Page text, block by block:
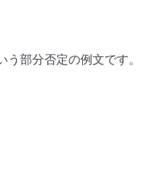
う部分否定の例文です。